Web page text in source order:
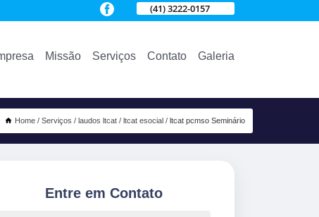
(41) 3222-0157
Missão Serviços Contato Galeria
Home Serviços laudos ltcat ltcat esocial ltcat pcmso Seminário
Entre em Contato